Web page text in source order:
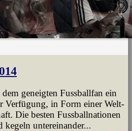
geneigten Fussballfan ein
Verfügung, in Form einer Welt-
Die besten Fussballnationen
kegeln untereinander...